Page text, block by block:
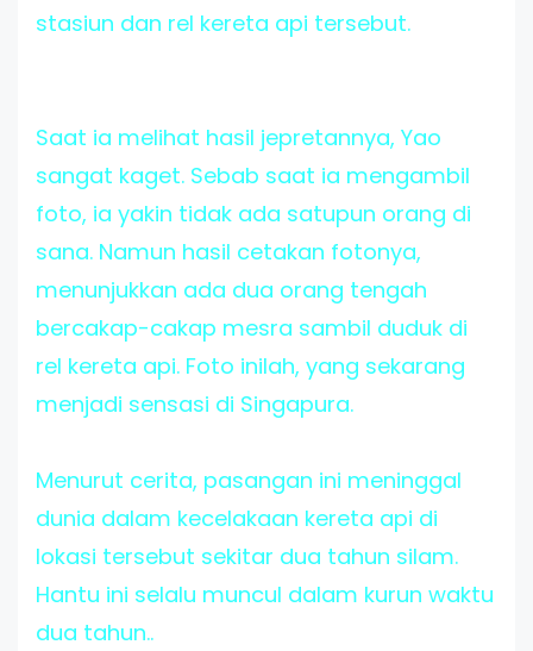
stasiun dan rel kereta api tersebut.
Saat ia melihat hasil jepretannya, Yao
sangat kaget. Sebab saat ia mengambil
foto, ia yakin tidak ada satupun orang di
sana. Namun hasil cetakan fotonya,
menunjukkan ada dua orang tengah
bercakap-cakap mesra sambil duduk di
rel kereta api. Foto inilah, yang sekarang
menjadi sensasi di Singapura.
Menurut cerita, pasangan ini meninggal
dunia dalam kecelakaan kereta api di
lokasi tersebut sekitar dua tahun silam.
Hantu ini selalu muncul dalam kurun waktu
dua tahun..